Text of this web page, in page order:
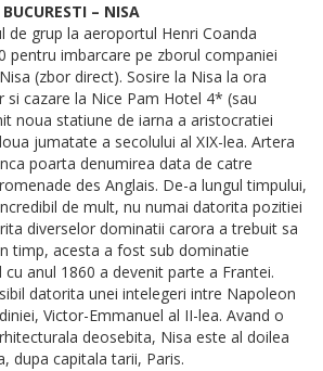
– NISA
de grup la aeroportul Henri Coanda
pentru imbarcare pe zborul companiei
(zbor direct). Sosire la Nisa la ora
si cazare la Nice Pam Hotel 4* (sau
noua statiune de iarna a aristocratiei
jumatate a secolului al XIX-lea. Artera
poarta denumirea data de catre
des Anglais. De-a lungul timpului,
de mult, nu numai datorita pozitiei
diverselor dominatii carora a trebuit sa
timp, acesta a fost sub dominatie
anul 1860 a devenit parte a Frantei.
datorita unei intelegeri intre Napoleon
Victor-Emmanuel al II-lea. Avand o
deosebita, Nisa este al doilea
dupa capitala tarii, Paris.